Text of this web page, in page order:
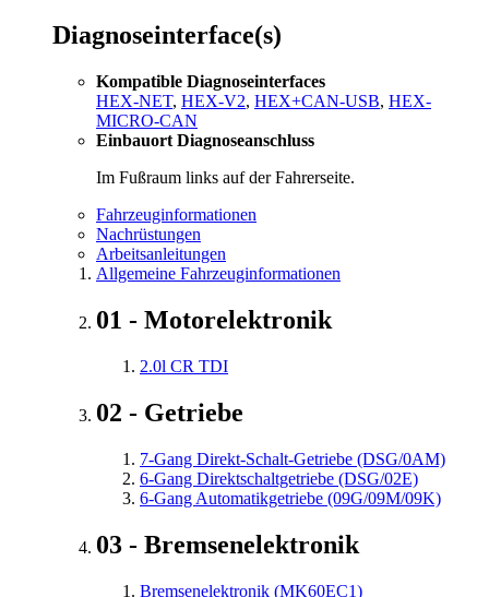
Diagnoseinterface(s)
Kompatible Diagnoseinterfaces
HEX-NET, HEX-V2, HEX+CAN-USB, HEX-
MICRO-CAN
Einbauort Diagnoseanschluss
Im Fußraum links auf der Fahrerseite.
Fahrzeuginformationen
Nachrüstungen
Arbeitsanleitungen
Allgemeine Fahrzeuginformationen
01 - Motorelektronik
2.0l CR TDI
02 - Getriebe
7-Gang Direkt-Schalt-Getriebe (DSG/0AM)
6-Gang Direktschaltgetriebe (DSG/02E)
6-Gang Automatikgetriebe (09G/09M/09K)
03 - Bremsenelektronik
Bremsenelektronik (MK60EC1)